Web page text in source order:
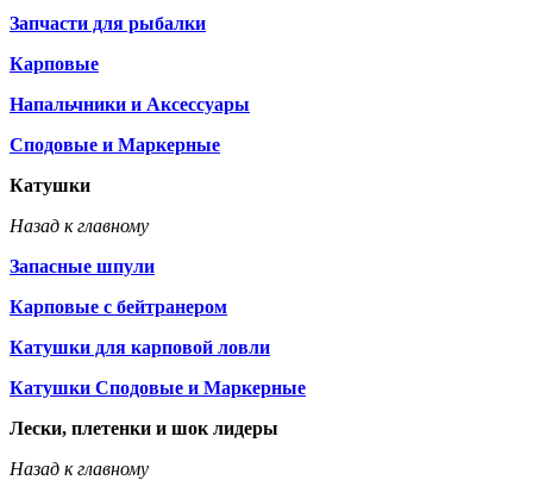
Запчасти для рыбалки
Карповые
Напальчники и Аксессуары
Сподовые и Маркерные
Катушки
Назад к главному
Запасные шпули
Карповые с бейтранером
Катушки для карповой ловли
Катушки Сподовые и Маркерные
Лески, плетенки и шок лидеры
Назад к главному